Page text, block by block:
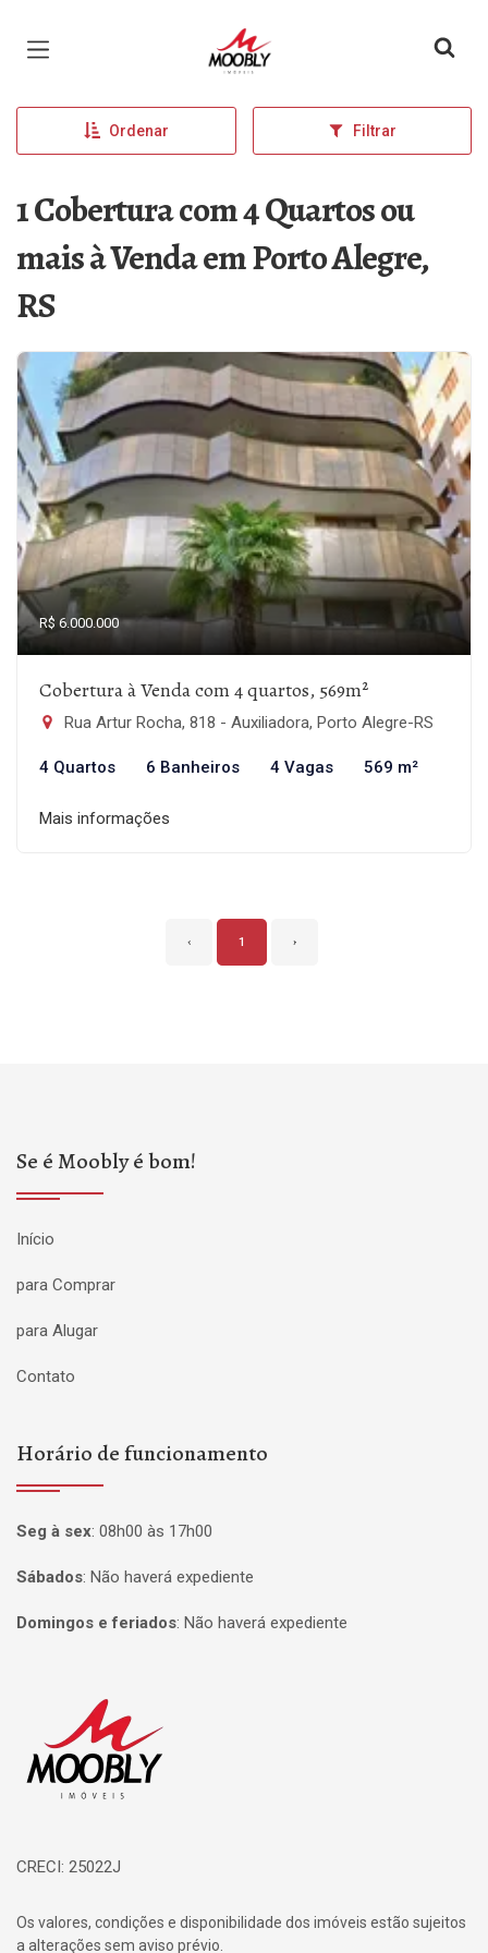
Página inicial
Ordenar Filtrar
1 Cobertura com 4 Quartos ou
mais à Venda em Porto Alegre,
RS
R$ 6.000.000
Cobertura à Venda com 4 quartos, 569m²
Rua Artur Rocha, 818 - Auxiliadora, Porto Alegre-RS
4 Quartos 6 Banheiros 4 Vagas 569 m²
Mais informações
‹ 1 ›
Se é Moobly é bom!
Início
para Comprar
para Alugar
Contato
Horário de funcionamento
Seg à sex: 08h00 às 17h00
Sábados: Não haverá expediente
Domingos e feriados: Não haverá expediente
CRECI: 25022J
Os valores, condições e disponibilidade dos imóveis estão sujeitos
a alterações sem aviso prévio.